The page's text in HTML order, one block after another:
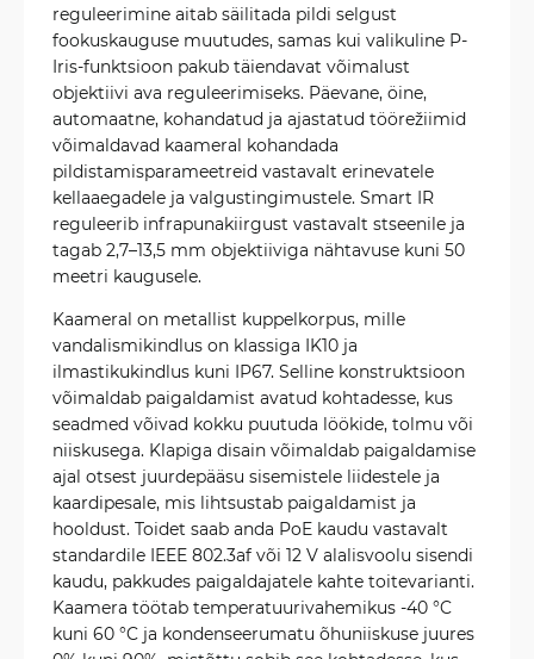
reguleerimine aitab säilitada pildi selgust
fookuskauguse muutudes, samas kui valikuline P-
Iris-funktsioon pakub täiendavat võimalust
objektiivi ava reguleerimiseks. Päevane, öine,
automaatne, kohandatud ja ajastatud töörežiimid
võimaldavad kaameral kohandada
pildistamisparameetreid vastavalt erinevatele
kellaaegadele ja valgustingimustele. Smart IR
reguleerib infrapunakiirgust vastavalt stseenile ja
tagab 2,7–13,5 mm objektiiviga nähtavuse kuni 50
meetri kaugusele.
Kaameral on metallist kuppelkorpus, mille
vandalismikindlus on klassiga IK10 ja
ilmastikukindlus kuni IP67. Selline konstruktsioon
võimaldab paigaldamist avatud kohtadesse, kus
seadmed võivad kokku puutuda löökide, tolmu või
niiskusega. Klapiga disain võimaldab paigaldamise
ajal otsest juurdepääsu sisemistele liidestele ja
kaardipesale, mis lihtsustab paigaldamist ja
hooldust. Toidet saab anda PoE kaudu vastavalt
standardile IEEE 802.3af või 12 V alalisvoolu sisendi
kaudu, pakkudes paigaldajatele kahte toitevarianti.
Kaamera töötab temperatuurivahemikus -40 °C
kuni 60 °C ja kondenseerumatu õhuniiskuse juures